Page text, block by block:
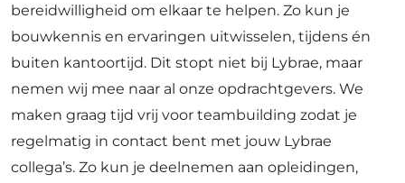
bereidwilligheid om elkaar te helpen. Zo kun je
bouwkennis en ervaringen uitwisselen, tijdens én
buiten kantoortijd. Dit stopt niet bij Lybrae, maar
nemen wij mee naar al onze opdrachtgevers. We
maken graag tijd vrij voor teambuilding zodat je
regelmatig in contact bent met jouw Lybrae
collega’s. Zo kun je deelnemen aan opleidingen,